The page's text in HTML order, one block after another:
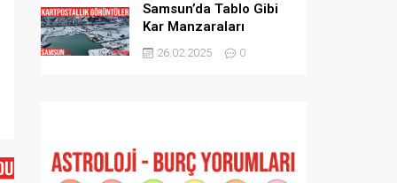
Samsun’da Tablo Gibi
Kar Manzaraları
26.02.2025 0